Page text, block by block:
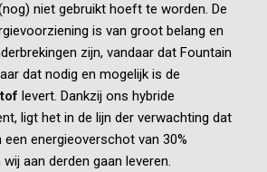
niet gebruikt hoeft te worden. De
is van groot belang en
zijn, vandaar dat Fountain
dat nodig en mogelijk is de
levert. Dankzij ons hybride
ligt het in de lijn der verwachting dat
een energieoverschot van 30%
aan derden gaan leveren.